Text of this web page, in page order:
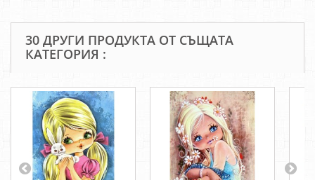
30 ДРУГИ ПРОДУКТА ОТ СЪЩАТА
КАТЕГОРИЯ :